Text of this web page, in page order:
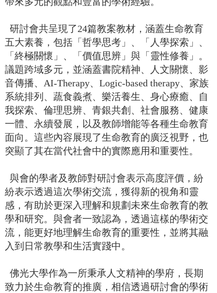
研討會共呈現了24篇教案教材，涵蓋生命教育
五大素養，包括「哲學思考」、「人學探索」、
「終極關懷」、「價值思辨」與「靈性修養」。
議題跨域多元，並涵蓋書院精神、人文關懷、影
音傳播、AI-Therapy、Logic-based therapy、家族
系統排列、蔬食義煮、樂活養生、身心療癒、自
我探索、倫理思辨、青銀共創、社會服務、健康
一體、永續發展，以及教師增能等各種生命教育
面向。這些內容展現了生命教育的廣泛視野，也
突顯了其在當代社會中的實際應用和重要性。
與會的學者及教師對研討會表示高度評價，紛
紛表示透過這次學術交流，獲得新的視角和靈
感，有助於更深入理解和規劃未來生命教育的教
學和研究。與會者一致認為，透過這樣的學術交
流，能更好地理解生命教育的重要性，並將其融
入到日常教學和生活實踐中。
佛光大學作為一所秉承人文精神的學府，長期
致力於生命教育的推廣，相信透過研討會的學術